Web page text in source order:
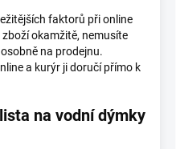
faktorů při online
okamžitě, nemusíte
na prodejnu.
a kurýr ji doručí přímo k
na vodní dýmky